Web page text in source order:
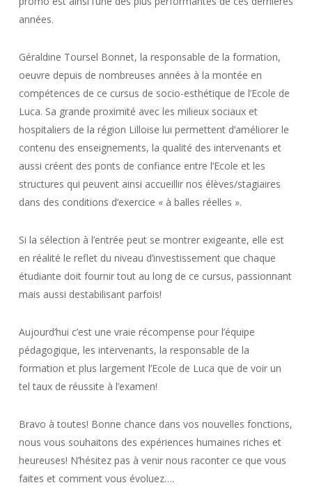
années.
Géraldine Toursel Bonnet, la responsable de la formation,
oeuvre depuis de nombreuses années à la montée en
compétences de ce cursus de socio-esthétique de l’Ecole de
Luca. Sa grande proximité avec les milieux sociaux et
hospitaliers de la région Lilloise lui permettent d’améliorer le
contenu des enseignements, la qualité des intervenants et
aussi créent des ponts de confiance entre l’Ecole et les
structures qui peuvent ainsi accueillir nos élèves/stagiaires
dans des conditions d’exercice « à balles réelles ».
Si la sélection à l’entrée peut se montrer exigeante, elle est
en réalité le reflet du niveau d’investissement que chaque
étudiante doit fournir tout au long de ce cursus, passionnant
mais aussi destabilisant parfois!
Aujourd’hui c’est une vraie récompense pour l’équipe
pédagogique, les intervenants, la responsable de la
formation et plus largement l’Ecole de Luca que de voir un
tel taux de réussite à l’examen!
Bravo à toutes! Bonne chance dans vos nouvelles fonctions,
nous vous souhaitons des expériences humaines riches et
heureuses! N’hésitez pas à venir nous raconter ce que vous
faites et comment vous évoluez….